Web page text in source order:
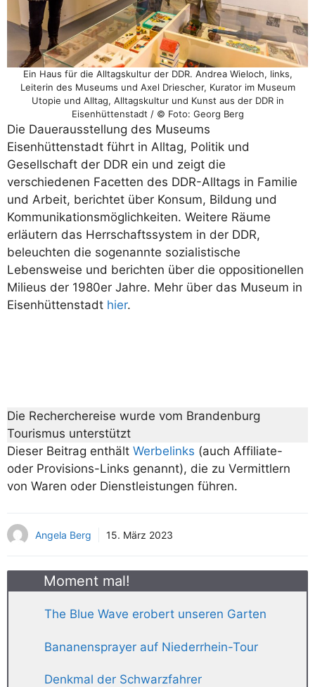
Ein Haus für die Alltagskultur der DDR. Andrea Wieloch, links,
Leiterin des Museums und Axel Driescher, Kurator im Museum
Utopie und Alltag, Alltagskultur und Kunst aus der DDR in
Eisenhüttenstadt / © Foto: Georg Berg
Die Dauerausstellung des Museums
Eisenhüttenstadt führt in Alltag, Politik und
Gesellschaft der DDR ein und zeigt die
verschiedenen Facetten des DDR-Alltags in Familie
und Arbeit, berichtet über Konsum, Bildung und
Kommunikationsmöglichkeiten. Weitere Räume
erläutern das Herrschaftssystem in der DDR,
beleuchten die sogenannte sozialistische
Lebensweise und berichten über die oppositionellen
Milieus der 1980er Jahre. Mehr über das Museum in
Eisenhüttenstadt hier.
Die Recherchereise wurde vom Brandenburg
Tourismus unterstützt
Dieser Beitrag enthält Werbelinks (auch Affiliate-
oder Provisions-Links genannt), die zu Vermittlern
von Waren oder Dienstleistungen führen.
Angela Berg 15. März 2023
Moment mal!
The Blue Wave erobert unseren Garten
Bananensprayer auf Niederrhein-Tour
Denkmal der Schwarzfahrer